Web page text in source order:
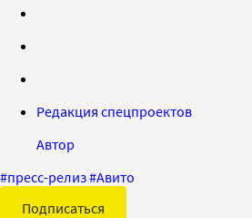
Редакция спецпроектов
Автор
#пресс-релиз#Авито
Подписаться